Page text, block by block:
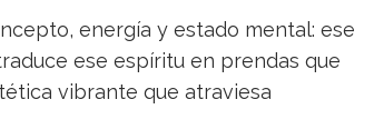
energía y estado mental: ese
ese espíritu en prendas que
vibrante que atraviesa